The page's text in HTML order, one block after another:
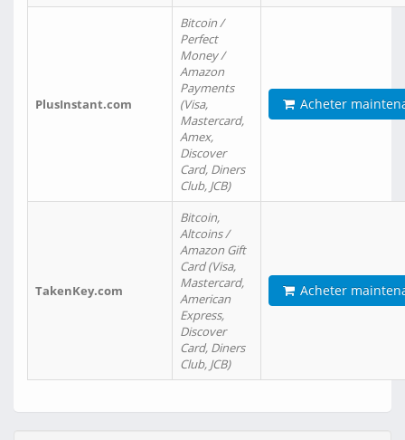
PlusInstant.com
Bitcoin /
Perfect
Money /
Amazon
Payments
(Visa,
Mastercard,
Amex,
Discover
Card, Diners
Club, JCB)
Acheter
TakenKey.com
Bitcoin,
Altcoins /
Amazon Gift
Card (Visa,
Mastercard,
American
Express,
Discover
Card, Diners
Club, JCB)
Acheter